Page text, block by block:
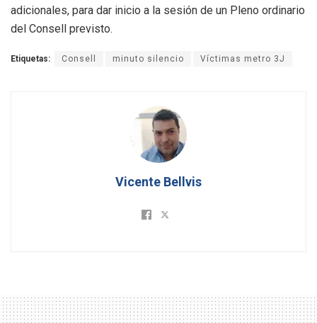
adicionales, para dar inicio a la sesión de un Pleno ordinario
del Consell previsto.
Etiquetas: Consell minuto silencio Víctimas metro 3J
Vicente Bellvis